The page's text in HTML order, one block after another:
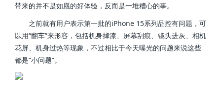
带来的并不是如愿的好体验，反而是一堆糟心的事。
之前就有用户表示第一批的iPhone 15系列品控有问题，可
以用“翻车”来形容，包括机身掉漆、屏幕刮痕、镜头进灰、相机
花屏、机身过热等现象，不过相比于今天曝光的问题来说这些
都是“小问题”。